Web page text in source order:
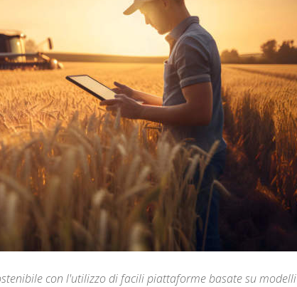
con l'utilizzo di facili piattaforme basate su modelli